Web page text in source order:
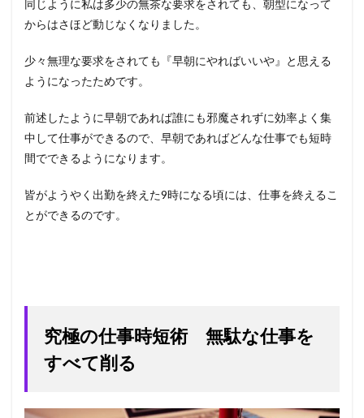
同じように私は多少の無茶な要求をされても、朝型になって
からはさほど動じなくなりました。
少々無理な要求をされても『早朝にやればいいや』と思える
ようになったためです。
前述したように早朝であれば誰にも邪魔されずに効率よく集
中して仕事ができるので、早朝であればどんな仕事でも短時
間でできるようになります。
皆がようやく出勤を終えた9時になる頃には、仕事を終えるこ
とができるのです。
究極の仕事時短術 無駄な仕事を
すべて削る